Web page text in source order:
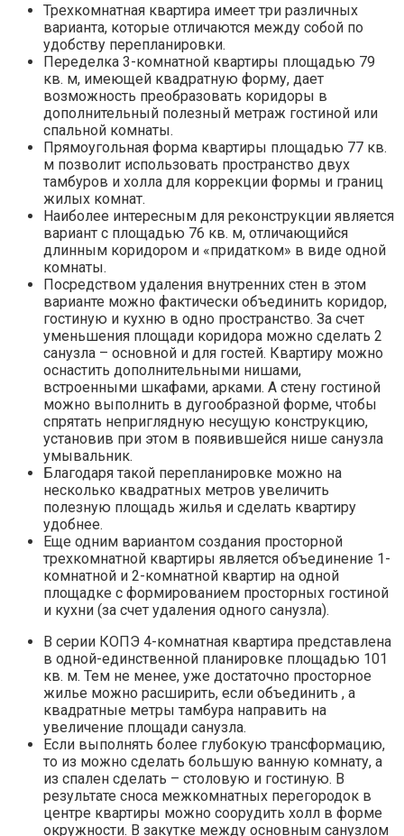
Трехкомнатная квартира имеет три различных
варианта, которые отличаются между собой по
удобству перепланировки.
Переделка 3-комнатной квартиры площадью 79
кв. м, имеющей квадратную форму, дает
возможность преобразовать коридоры в
дополнительный полезный метраж гостиной или
спальной комнаты.
Прямоугольная форма квартиры площадью 77 кв.
м позволит использовать пространство двух
тамбуров и холла для коррекции формы и границ
жилых комнат.
Наиболее интересным для реконструкции является
вариант с площадью 76 кв. м, отличающийся
длинным коридором и «придатком» в виде одной
комнаты.
Посредством удаления внутренних стен в этом
варианте можно фактически объединить коридор,
гостиную и кухню в одно пространство. За счет
уменьшения площади коридора можно сделать 2
санузла – основной и для гостей. Квартиру можно
оснастить дополнительными нишами,
встроенными шкафами, арками. А стену гостиной
можно выполнить в дугообразной форме, чтобы
спрятать неприглядную несущую конструкцию,
установив при этом в появившейся нише санузла
умывальник.
Благодаря такой перепланировке можно на
несколько квадратных метров увеличить
полезную площадь жилья и сделать квартиру
удобнее.
Еще одним вариантом создания просторной
трехкомнатной квартиры является объединение 1-
комнатной и 2-комнатной квартир на одной
площадке с формированием просторных гостиной
и кухни (за счет удаления одного санузла).
В серии КОПЭ 4-комнатная квартира представлена
в одной-единственной планировке площадью 101
кв. м. Тем не менее, уже достаточно просторное
жилье можно расширить, если объединить , а
квадратные метры тамбура направить на
увеличение площади санузла.
Если выполнять более глубокую трансформацию,
то из можно сделать большую ванную комнату, а
из спален сделать – столовую и гостиную. В
результате сноса межкомнатных перегородок в
центре квартиры можно соорудить холл в форме
окружности. В закутке между основным санузлом